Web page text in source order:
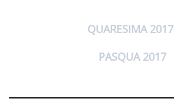
QUARESIMA 2017
PASQUA 2017